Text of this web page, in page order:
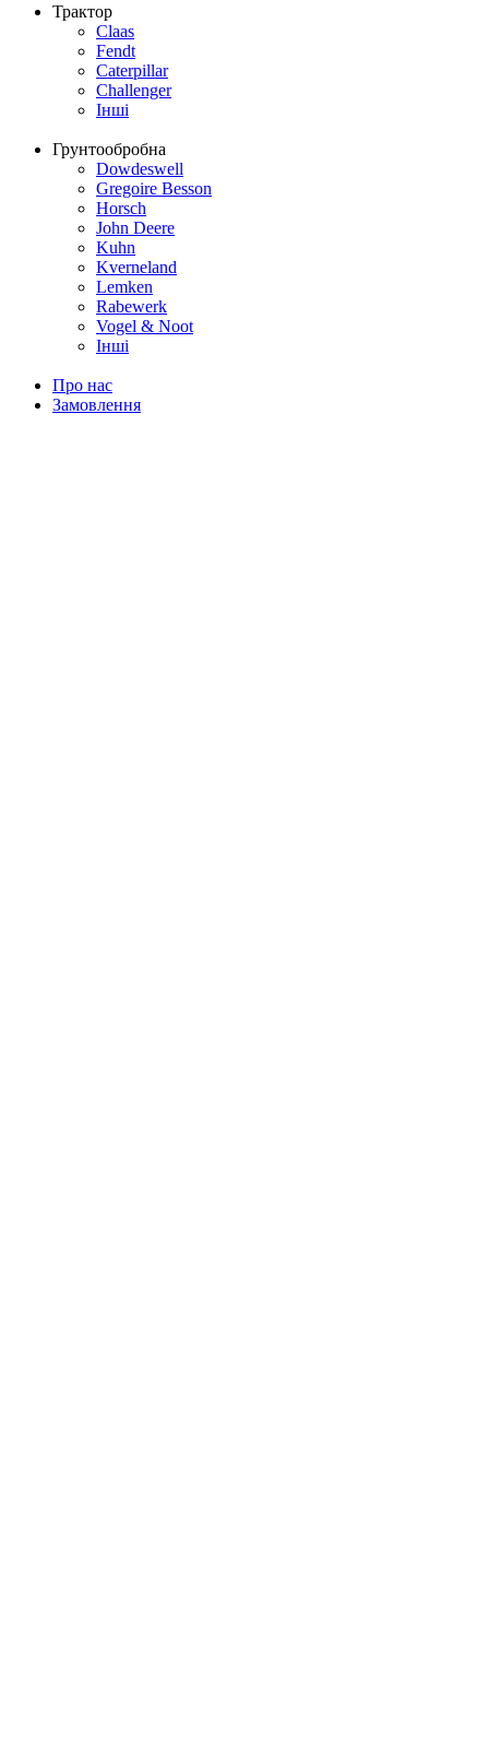
Трактор
Claas
Fendt
Caterpillar
Challenger
Інші
Грунтообробна
Dowdeswell
Gregoire Besson
Horsch
John Deere
Kuhn
Kverneland
Lemken
Rabewerk
Vogel & Noot
Інші
Про нас
Замовлення